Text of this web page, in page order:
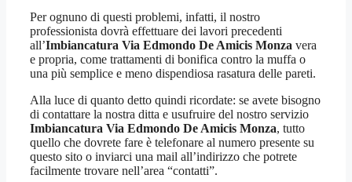
Per ognuno di questi problemi, infatti, il nostro
professionista dovrà effettuare dei lavori precedenti
all’Imbiancatura Via Edmondo De Amicis Monza vera
e propria, come trattamenti di bonifica contro la muffa o
una più semplice e meno dispendiosa rasatura delle pareti.
Alla luce di quanto detto quindi ricordate: se avete bisogno
di contattare la nostra ditta e usufruire del nostro servizio
Imbiancatura Via Edmondo De Amicis Monza, tutto
quello che dovrete fare è telefonare al numero presente su
questo sito o inviarci una mail all’indirizzo che potrete
facilmente trovare nell’area “contatti”.